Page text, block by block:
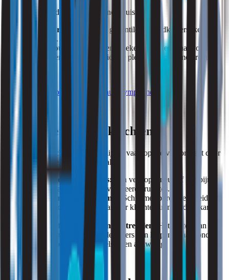
Veelvoorkomende oorzaken binnenshuis:
Vochtige ruimtes:
Slecht geventileerde badkamers, keukens
of kelders.
Koude bouwdelen:
Muren, hoeken of ramen waar vocht
condenseert, vormen een ideale plek voor schimmelgroei.
zie ook: ziek door schimmel in huis symptomen
Hoe herken je deze klachten?
Klachten door schimmelsporen lijken vaak op die veroorzaakt door
pollen. Let op de volgende signalen:
Symptomen binnenshuis:
Een verstopte neus of keelpijn
ontstaan vaak in slecht geventileerde ruimtes.
Niet beperkt tot één ruimte:
Schimmelsporen verspreiden
zich via luchtstromen, waardoor klachten in meerdere kamers
Beperkt effect van pollenmaatregelen:
Het sluiten van
ramen en gebruik van pollenfilters kan helpen, maar zonder
ventilatie blijven schimmelsporen aanwezig